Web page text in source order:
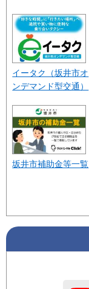
イータク（坂井市オ
ンデマンド型交通）
坂井市補助金等一覧